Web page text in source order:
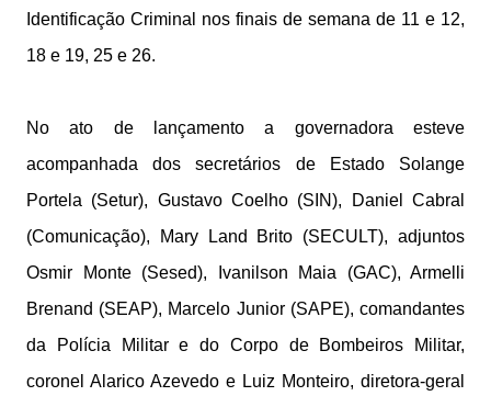
Identificação Criminal nos finais de semana de 11 e 12,
18 e 19, 25 e 26.
No ato de lançamento a governadora esteve
acompanhada dos secretários de Estado Solange
Portela (Setur), Gustavo Coelho (SIN), Daniel Cabral
(Comunicação), Mary Land Brito (SECULT), adjuntos
Osmir Monte (Sesed), Ivanilson Maia (GAC), Armelli
Brenand (SEAP), Marcelo Junior (SAPE), comandantes
da Polícia Militar e do Corpo de Bombeiros Militar,
coronel Alarico Azevedo e Luiz Monteiro, diretora-geral